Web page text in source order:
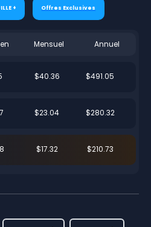
+ Offres Exclusives
Mensuel Annuel
$40.36 $491.05
$23.04 $280.32
$17.32 $210.73